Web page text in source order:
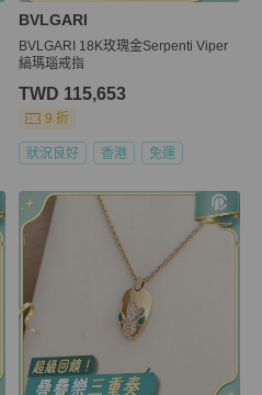
BVLGARI
BVLGARI 18K玫瑰金Serpenti Viper
縞瑪瑙戒指
TWD 115,653
9 折
狀況良好 香港 免運